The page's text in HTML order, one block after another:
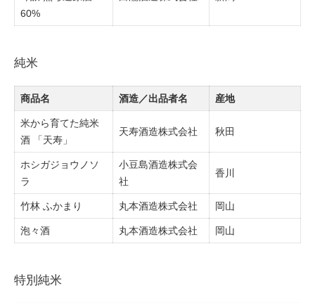
60%
純米
商品名 酒造／出品者名 産地
米から育てた純米
酒 「天寿」
天寿酒造株式会社 秋田
ホシガジョウノソ
ラ
小豆島酒造株式会
社
香川
竹林 ふかまり 丸本酒造株式会社 岡山
泡々酒 丸本酒造株式会社 岡山
特別純米